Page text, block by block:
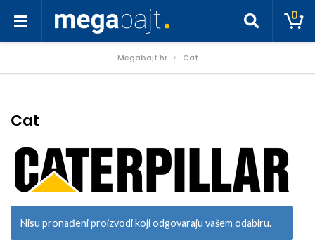
0
Megabajt.hr Cat
Cat
Nisu pronađeni proizvodi koji odgovaraju vašem odabiru.